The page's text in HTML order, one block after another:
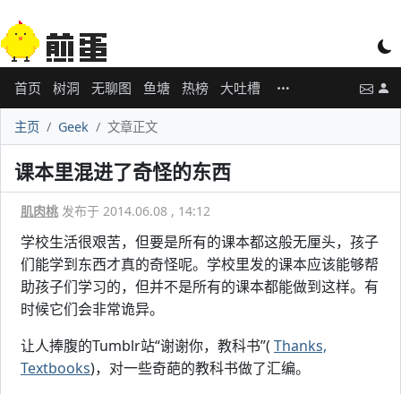
首页 树洞 无聊图 鱼塘 热榜 大吐槽
主页 Geek 文章正文
课本里混进了奇怪的东西
肌肉桃 发布于 2014.06.08 , 14:12
学校生活很艰苦，但要是所有的课本都这般无厘头，孩子
们能学到东西才真的奇怪呢。学校里发的课本应该能够帮
助孩子们学习的，但并不是所有的课本都能做到这样。有
时候它们会非常诡异。
让人捧腹的Tumblr站“谢谢你，教科书”( Thanks,
Textbooks)，对一些奇葩的教科书做了汇编。